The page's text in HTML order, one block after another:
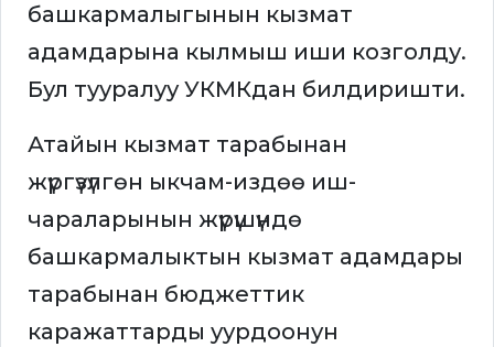
башкармалыгынын кызмат
адамдарына кылмыш иши козголду.
Бул тууралуу УКМКдан билдиришти.
Атайын кызмат тарабынан
жүргүзүлгөн ыкчам-издөө иш-
чараларынын жүрүшүндө
башкармалыктын кызмат адамдары
тарабынан бюджеттик
каражаттарды уурдоонун